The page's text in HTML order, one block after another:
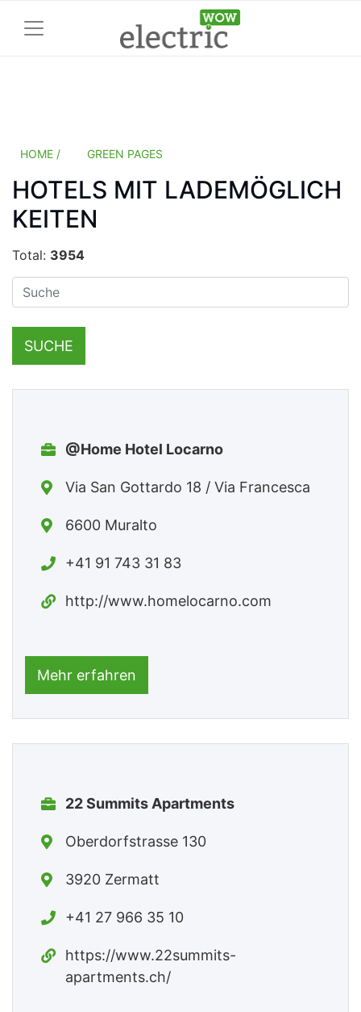
HOME / GREEN PAGES
HOTELS MIT LADEMÖGLICH
KEITEN
Total: 3954
SUCHE
@Home Hotel Locarno
Via San Gottardo 18 / Via Francesca
6600 Muralto
+41 91 743 31 83
http://www.homelocarno.com
Mehr erfahren
22 Summits Apartments
Oberdorfstrasse 130
3920 Zermatt
+41 27 966 35 10
https://www.22summits-
apartments.ch/